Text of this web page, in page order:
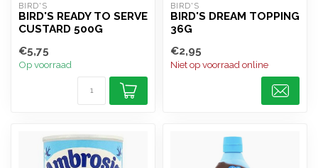
BIRD'S
BIRD'S READY TO SERVE
CUSTARD 500G
€5,75
Op voorraad
BIRD'S
BIRD'S DREAM TOPPING
36G
€2,95
Niet op voorraad online